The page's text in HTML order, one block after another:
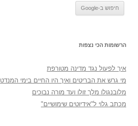
הרשומות הכי נצפות
איך לפעול נגד מדינה מטורפת
מי גרש את הבריטים ואיך היו החיים בימי המנדט
מלובנגולו מלך זולו ועד מורה נבוכים
מכתב גלוי ל"אידיוטים שימושיים"